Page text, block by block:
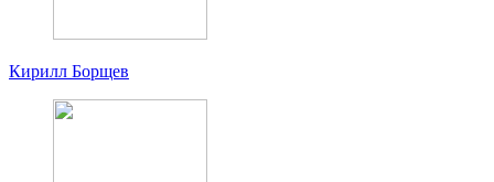
Кирилл Борщев